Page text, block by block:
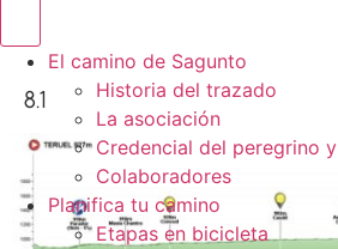
El camino de Sagunto
Historia del trazado
La asociación
Credencial del peregrino
Colaboradores
Planifica tu camino
Etapas en bicicleta
8.1